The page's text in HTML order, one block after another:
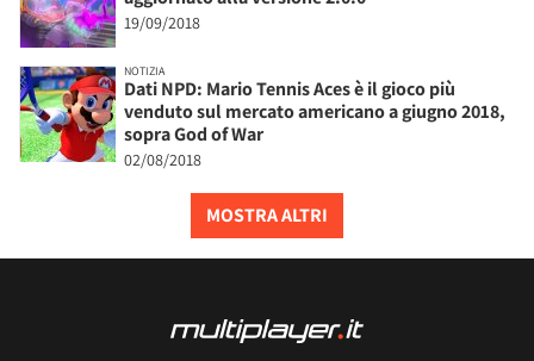
19/09/2018
NOTIZIA
Dati NPD: Mario Tennis Aces è il gioco più
venduto sul mercato americano a giugno 2018,
sopra God of War
02/08/2018
MOSTRA ALTRI